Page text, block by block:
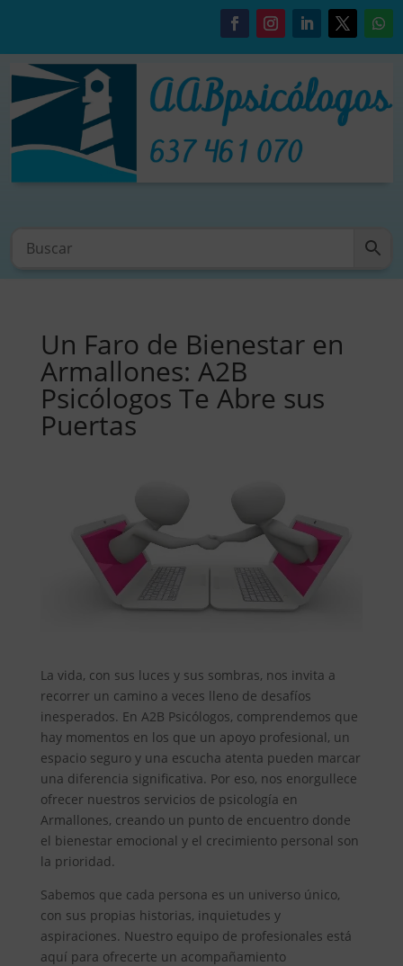
Un Faro de Bienestar en
Armallones: A2B
Psicólogos Te Abre sus
Puertas
La vida, con sus luces y sus sombras, nos invita a
recorrer un camino a veces lleno de desafíos
inesperados. En A2B Psicólogos, comprendemos que
hay momentos en los que un apoyo profesional, un
espacio seguro y una escucha atenta pueden marcar
una diferencia significativa. Por eso, nos enorgullece
ofrecer nuestros servicios de psicología en
Armallones, creando un punto de encuentro donde
el bienestar emocional y el crecimiento personal son
la prioridad.
Sabemos que cada persona es un universo único,
con sus propias historias, inquietudes y
aspiraciones. Nuestro equipo de profesionales está
aquí para ofrecerte un acompañamiento